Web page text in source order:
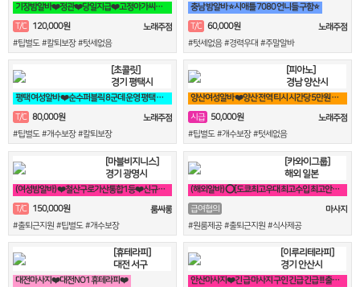
기장밤알바❤️정관❤️당일지급❤️고정아가씨구해요❤️
T/C
120,000원
노래주점
#팁별도 #칼퇴보장 #텃세없음
충남 밤알바 ⭐시애틀 7080 언니들 구함⭐
T/C 60,000원
노래주점
#텃세없음 #경력우대 #주말알바
[초콜릿]
경기 평택시
평택 여성알바 ❤️순수퍼블릭 8군데 운영 평택 8만원❤️
T/C 80,000원
노래주점
#팁별도 #개수보장 #칼퇴보장
[피아노]
경남 양산시
양산여성알바 ❤️양산 전역 티시 시간당 5만원 30세 ~ 50세❤️
시급 50,000원
노래주점
#팁별도 #개수보장 #텃세없음
[마블비지니스]
경기 광명시
(여성밤알바) ❤️철산구로가산통합1등❤️신규여성모집❤️
T/C
150,000원
룸싸롱
#출퇴근지원 #팁별도 #개수보장
[카와이그룹]
해외 일본
(해외알바) ⭕[도쿄최고우대 최고수입 최고안전보장]⭕
급여협의
마사지
#원룸제공 #출퇴근지원 #식사제공
[휴테라피]
대전 서구
대전마사지❤️대전NO1 휴테라피❤️
[이루리테라피]
경기 안산시
안산마사지❤️긴 급 마사지 구인 긴급 긴급 !!! 출장 관리사 구인❤️